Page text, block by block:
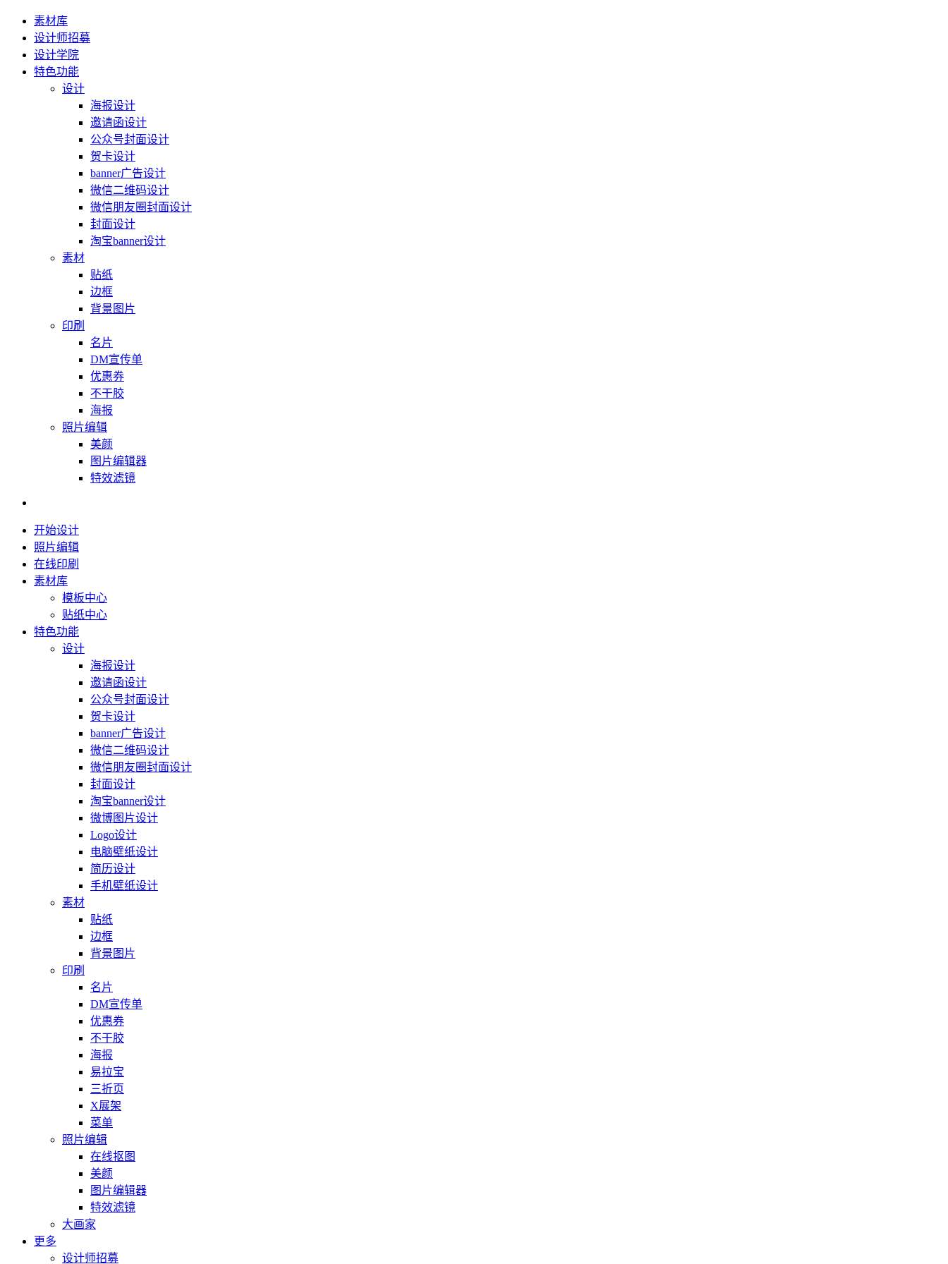
素材库
设计师招募
设计学院
特色功能
设计
海报设计
邀请函设计
公众号封面设计
贺卡设计
banner广告设计
微信二维码设计
微信朋友圈封面设计
封面设计
淘宝banner设计
素材
贴纸
边框
背景图片
印刷
名片
DM宣传单
优惠券
不干胶
海报
照片编辑
美颜
图片编辑器
特效滤镜
开始设计
照片编辑
在线印刷
素材库
模板中心
贴纸中心
特色功能
设计
海报设计
邀请函设计
公众号封面设计
贺卡设计
banner广告设计
微信二维码设计
微信朋友圈封面设计
封面设计
淘宝banner设计
微博图片设计
Logo设计
电脑壁纸设计
简历设计
手机壁纸设计
素材
贴纸
边框
背景图片
印刷
名片
DM宣传单
优惠券
不干胶
海报
易拉宝
三折页
X展架
菜单
照片编辑
在线抠图
美颜
图片编辑器
特效滤镜
大画家
更多
设计师招募